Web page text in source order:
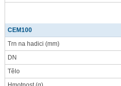
CEM100
Trn na hadici (mm)
DN
Tělo